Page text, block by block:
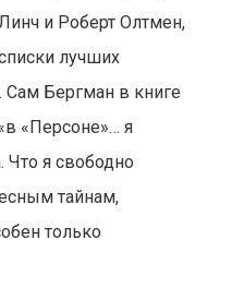
и Роберт Олтмен,
лучших
Бергман в книге
«Персоне»… я
Что я свободно
тайнам,
только